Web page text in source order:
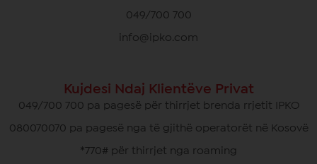
049/700 700
info@ipko.com
Kujdesi Ndaj Klientëve Privat
049/700 700 pa pagesë për thirrjet brenda rrjetit IPKO
080070070 pa pagesë nga të gjithë operatorët në Kosovë
*770# për thirrjet nga roaming